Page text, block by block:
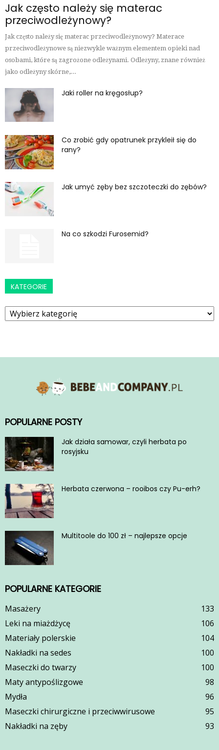
Jak często należy się materac
przeciwodleżynowy?
Jak często należy się materac przeciwodleżynowy? Materace
przeciwodleżynowe są niezwykle ważnym elementem opieki nad
osobami, które są zagrożone odleżynami. Odleżyny, znane również
jako odleżyny skórne,...
Jaki roller na kręgosłup?
Co zrobić gdy opatrunek przykleił się do
rany?
Jak umyć zęby bez szczoteczki do zębów?
Na co szkodzi Furosemid?
KATEGORIE
Kategorie
POPULARNE POSTY
Jak działa samowar, czyli herbata po
rosyjsku
Herbata czerwona – rooibos czy Pu-erh?
Multitoole do 100 zł – najlepsze opcje
POPULARNE KATEGORIE
Masażery
133
Leki na miażdżycę
106
Materiały polerskie
104
Nakładki na sedes
100
Maseczki do twarzy
100
Maty antypoślizgowe
98
Mydła
96
Maseczki chirurgiczne i przeciwwirusowe
95
Nakładki na zęby
93